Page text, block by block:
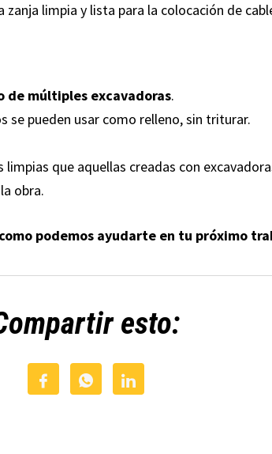
zanja limpia y lista para la colocación de
de múltiples excavadoras.
se pueden usar como relleno, sin triturar.
que aquellas creadas con
obra.
podemos ayudarte en tu próximo
esto: